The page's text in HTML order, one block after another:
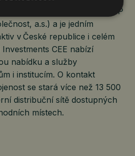
působí od roku 1991 (dříve ČP
a.s.) a je jedním
v České republice i celém
CEE nabízí
nabídku a služby
i institucím. O kontakt
se stará více než 13 500
distribuční sítě dostupných
místech.